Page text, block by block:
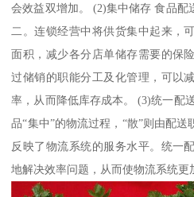
会效益双增加。 (2)集中储存 食品配
二。连锁经营中将供货集中起来，
面积，减少各分店单储存需要的保
过储销的职能分工及化管理，可以
率，从而降低库存成本。 (3)统一配
品“集中”的物流过程，“散”则由配
反映了物流系统的服务水平。统一
地解决效率问题，从而使物流系统更